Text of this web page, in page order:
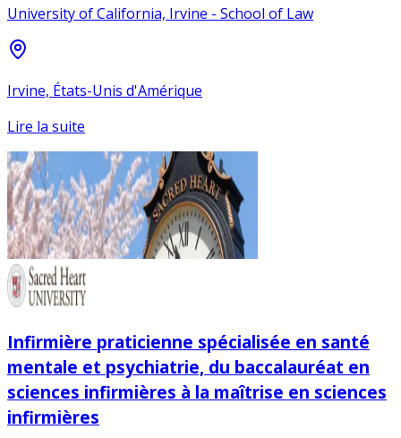
University of California, Irvine - School of Law
Irvine, États-Unis d'Amérique
Lire la suite
Infirmière praticienne spécialisée en santé
mentale et psychiatrie, du baccalauréat en
sciences infirmières à la maîtrise en sciences
infirmières